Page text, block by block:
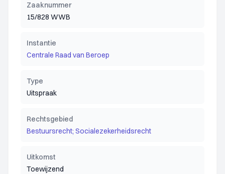
Zaaknummer
15/828 WWB
Instantie
Centrale Raad van Beroep
Type
Uitspraak
Rechtsgebied
Bestuursrecht; Socialezekerheidsrecht
Uitkomst
Toewijzend